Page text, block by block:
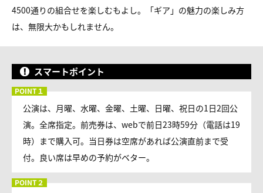
4500通りの組合せを楽しむもよし。「ギア」の魅力の楽しみ方
は、無限大かもしれません。
スマートポイント
公演は、月曜、水曜、金曜、土曜、日曜、祝日の1日2回公
演。全席指定。前売券は、webで前日23時59分（電話は19
時）まで購入可。当日券は空席があれば公演直前まで受
付。良い席は早めの予約がベター。